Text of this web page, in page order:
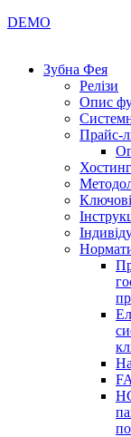
DEMO
Зубна Фея
Релізи
Опис
Прайс-
Хостинг